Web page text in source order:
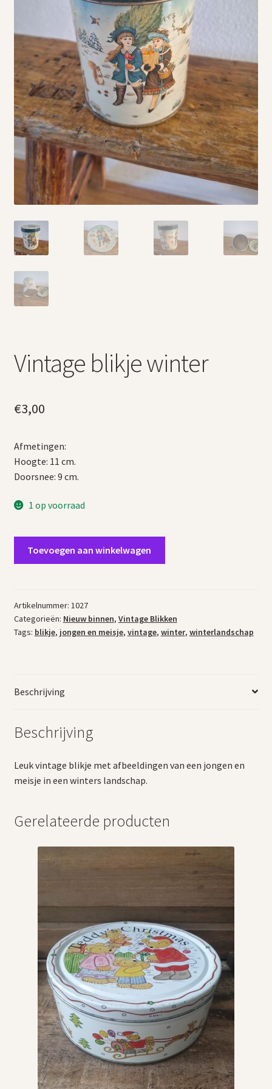
Vintage boeken en strips
Kerst
Vintage blikje winter
€3,00
Afmetingen:
Hoogte: 11 cm.
Doorsnee: 9 cm.
1 op voorraad
Toevoegen aan winkelwagen
Artikelnummer: 1027
Categorieën: Nieuw binnen, Vintage Blikken
Tags: blikje, jongen en meisje, vintage, winter, winterlandschap
Beschrijving
Beschrijving
Leuk vintage blikje met afbeeldingen van een jongen en
meisje in een winters landschap.
Gerelateerde producten